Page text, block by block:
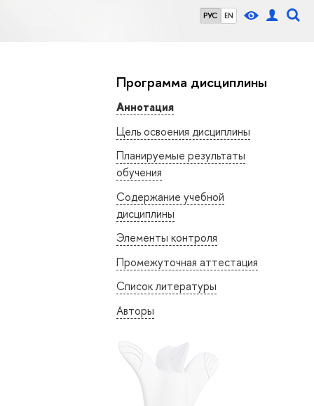
РУС EN
Программа дисциплины
Аннотация
Цель освоения дисциплины
Планируемые результаты
обучения
Содержание учебной
дисциплины
Элементы контроля
Промежуточная аттестация
Список литературы
Авторы